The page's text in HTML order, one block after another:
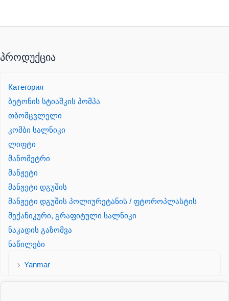
პროდუქცია
Категория
ბეტონის სტიაშკის პომპა
თბომცვლელი
კომბი სალნიკი
ლიფტი
მანომეტრი
მანჟეტი
მანჟეტი დგუშის
მანჟეტი დგუშის პოლიურეტანის / ფტოროპლასტის
მექანიკური, გრაფიტული სალნიკი
ნაკადის გაზომვა
ნაწილები
Yanmar